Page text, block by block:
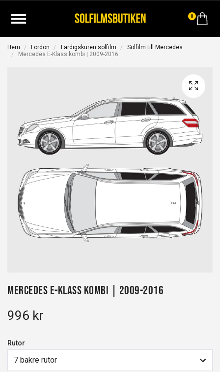
0
Hem Fordon Färdigskuren solfilm
Solfilm till Mercedes
Mercedes E-Klass kombi | 2009-2016
Mercedes E-Klass kombi | 2009-2016
996 kr
Rutor
7 bakre rutor